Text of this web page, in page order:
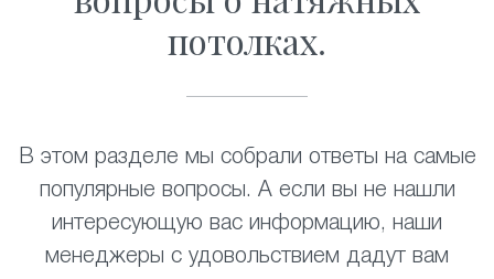
потолках.
В этом разделе мы собрали ответы на самые
популярные вопросы. А если вы не нашли
интересующую вас информацию, наши
менеджеры с удовольствием дадут вам